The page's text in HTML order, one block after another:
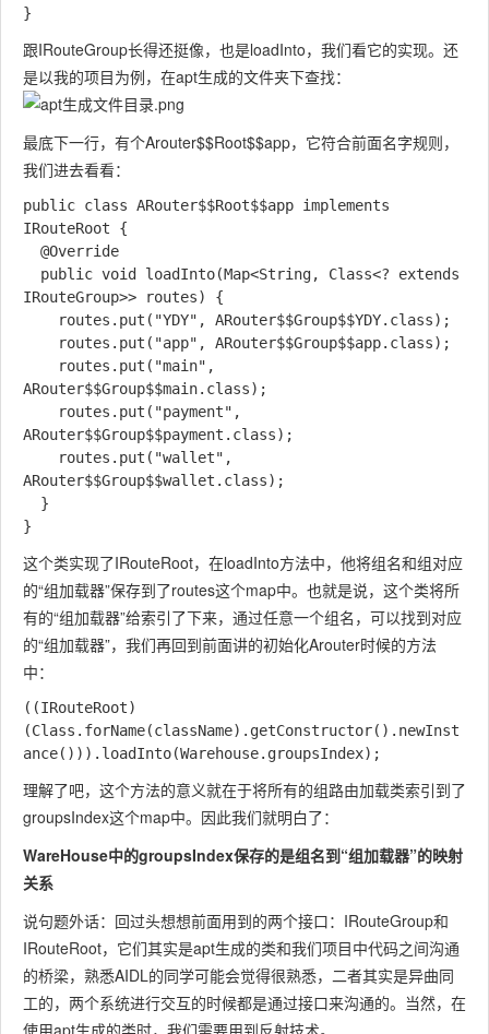
跟IRouteGroup长得还挺像，也是loadInto，我们看它的实现。还
是以我的项目为例，在apt生成的文件夹下查找：
最底下一行，有个Arouter$$Root$$app，它符合前面名字规则，
我们进去看看：
public class ARouter$$Root$$app implements
IRouteRoot {
IRouteGroup>> routes) {
ARouter$$Group$$main.class);
ARouter$$Group$$payment.class);
ARouter$$Group$$wallet.class);
这个类实现了IRouteRoot，在loadInto方法中，他将组名和组对应
的“组加载器”保存到了routes这个map中。也就是说，这个类将所
有的“组加载器”给索引了下来，通过任意一个组名，可以找到对应
的“组加载器”，我们再回到前面讲的初始化Arouter时候的方法
中：
((IRouteRoot)
(Class.forName(className).getConstructor().newInst
理解了吧，这个方法的意义就在于将所有的组路由加载类索引到了
groupsIndex这个map中。因此我们就明白了：
WareHouse中的groupsIndex保存的是组名到“组加载器”的映射
关系
说句题外话：回过头想想前面用到的两个接口：IRouteGroup和
IRouteRoot，它们其实是apt生成的类和我们项目中代码之间沟通
的桥梁，熟悉AIDL的同学可能会觉得很熟悉，二者其实是异曲同
工的，两个系统进行交互的时候都是通过接口来沟通的。当然，在
使用apt生成的类时，我们需要用到反射技术。